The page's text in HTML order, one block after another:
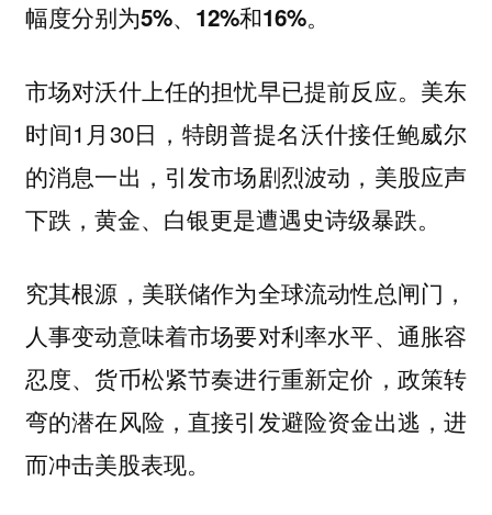
幅度分别为5%、12%和16%。
市场对沃什上任的担忧早已提前反应。美东
时间1月30日，特朗普提名沃什接任鲍威尔
的消息一出，引发市场剧烈波动，美股应声
下跌，黄金、白银更是遭遇史诗级暴跌。
究其根源，美联储作为全球流动性总闸门，
人事变动意味着市场要对利率水平、通胀容
忍度、货币松紧节奏进行重新定价，政策转
弯的潜在风险，直接引发避险资金出逃，进
而冲击美股表现。